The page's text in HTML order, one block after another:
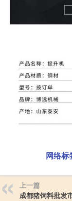
网络标
上一篇
成都猪饲料批发